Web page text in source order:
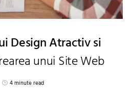
Design Atractiv si
unui Site Web
4 minute read